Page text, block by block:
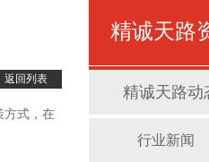
返回列表
方式，在
精诚天路
精诚天路动
行业新闻